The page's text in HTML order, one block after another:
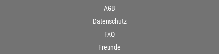
AGB
Datenschutz
FAQ
Freunde